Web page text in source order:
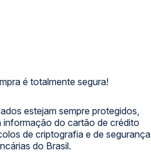
é totalmente segura!
estejam sempre protegidos,
informação do cartão de crédito
de criptografia e de segurança
do Brasil.